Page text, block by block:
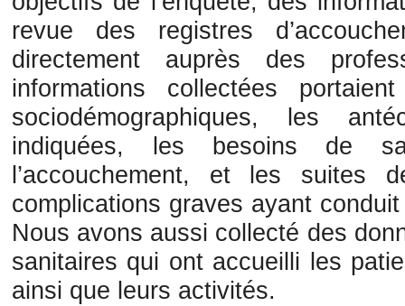
revue des registres
directement auprès des
informations collectées
sociodémographiques, les
indiquées, les besoins de
l’accouchement, et les suites
complications graves ayant
Nous avons aussi collecté des
sanitaires qui ont accueilli les
ainsi que leurs activités.